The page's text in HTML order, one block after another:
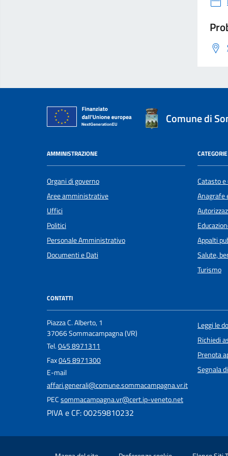
Comune di
AMMINISTRAZIONE
Organi di governo
Aree amministrative
Uffici
Politici
Personale Amministrativo
Documenti e Dati
Catasto
Anagrafe
Appalti
Salute,
Turismo
CONTATTI
Piazza C. Alberto, 1
37066 Sommacampagna (VR)
Tel.045 8971311
Fax045 8971300
E-mail
affari.generali@comune.sommacampagna.vr.it
PECsommacampagna.vr@cert.ip-veneto.net
PIVA e CF: 00259810232
Leggi le
Richiedi
Prenota
Segnala